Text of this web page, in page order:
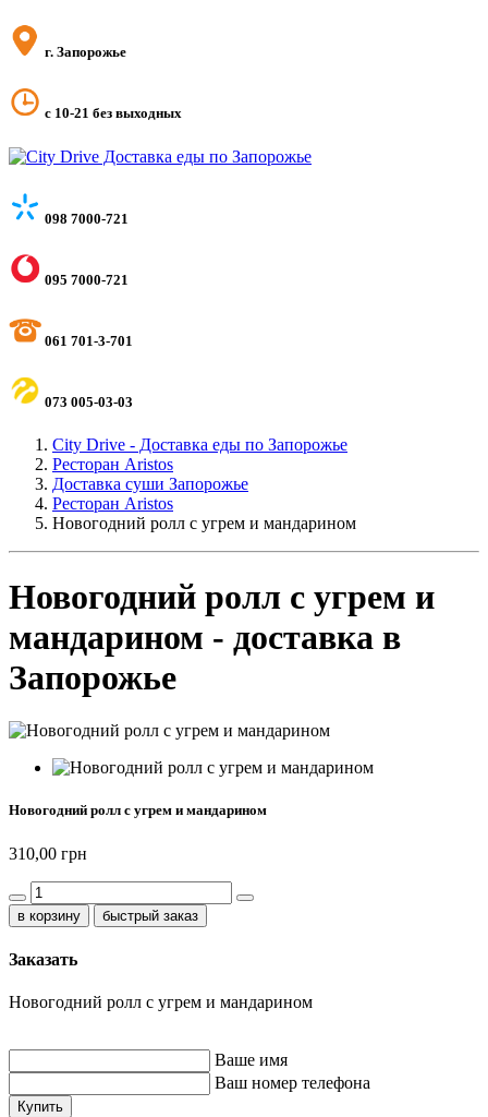
г. Запорожье
с 10-21 без выходных
098 7000-721
095 7000-721
061 701-3-701
073 005-03-03
City Drive - Доставка еды по Запорожье
Ресторан Aristos
Доставка суши Запорожье
Ресторан Aristos
Новогодний ролл с угрем и мандарином
Новогодний ролл с угрем и
мандарином - доставка в
Запорожье
Новогодний ролл с угрем и мандарином
310,00 грн
быстрый заказ
Заказать
Новогодний ролл с угрем и мандарином
Ваше имя
Ваш номер телефона
Купить